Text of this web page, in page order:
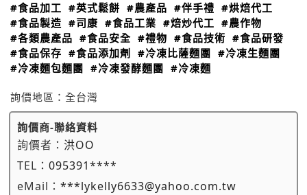
#食品加工 #英式鬆餅 #農產品 #伴手禮 #烘焙代工
#食品製造 #司康 #食品工業 #焙炒代工 #農作物
#各類農產品 #食品安全 #禮物 #食品技術 #食品研發
#食品保存 #食品添加劑 #冷凍比薩麵團 #冷凍生麵團
#冷凍麵包麵團 #冷凍發酵麵團 #冷凍麵
詢價地區： 全台灣
詢價商-聯絡資料
詢價者： 洪OO
TEL： 095391****
eMail： ***lykelly6633@yahoo.com.tw